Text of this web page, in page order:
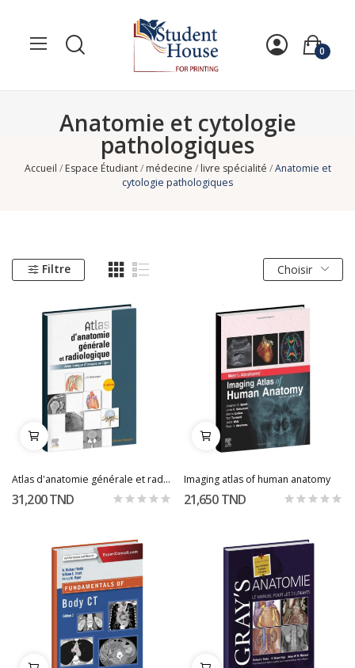
0
Anatomie et cytologie
pathologiques
Accueil Espace Étudiant médecine livre spécialité
Anatomie et
cytologie pathologiques
Filtre Choisir
Atlas d'anatomie générale et radiologique
31,200 TND
Imaging atlas of human anatomy
21,650 TND